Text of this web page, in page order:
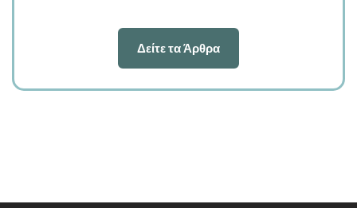
Δείτε τα Άρθρα